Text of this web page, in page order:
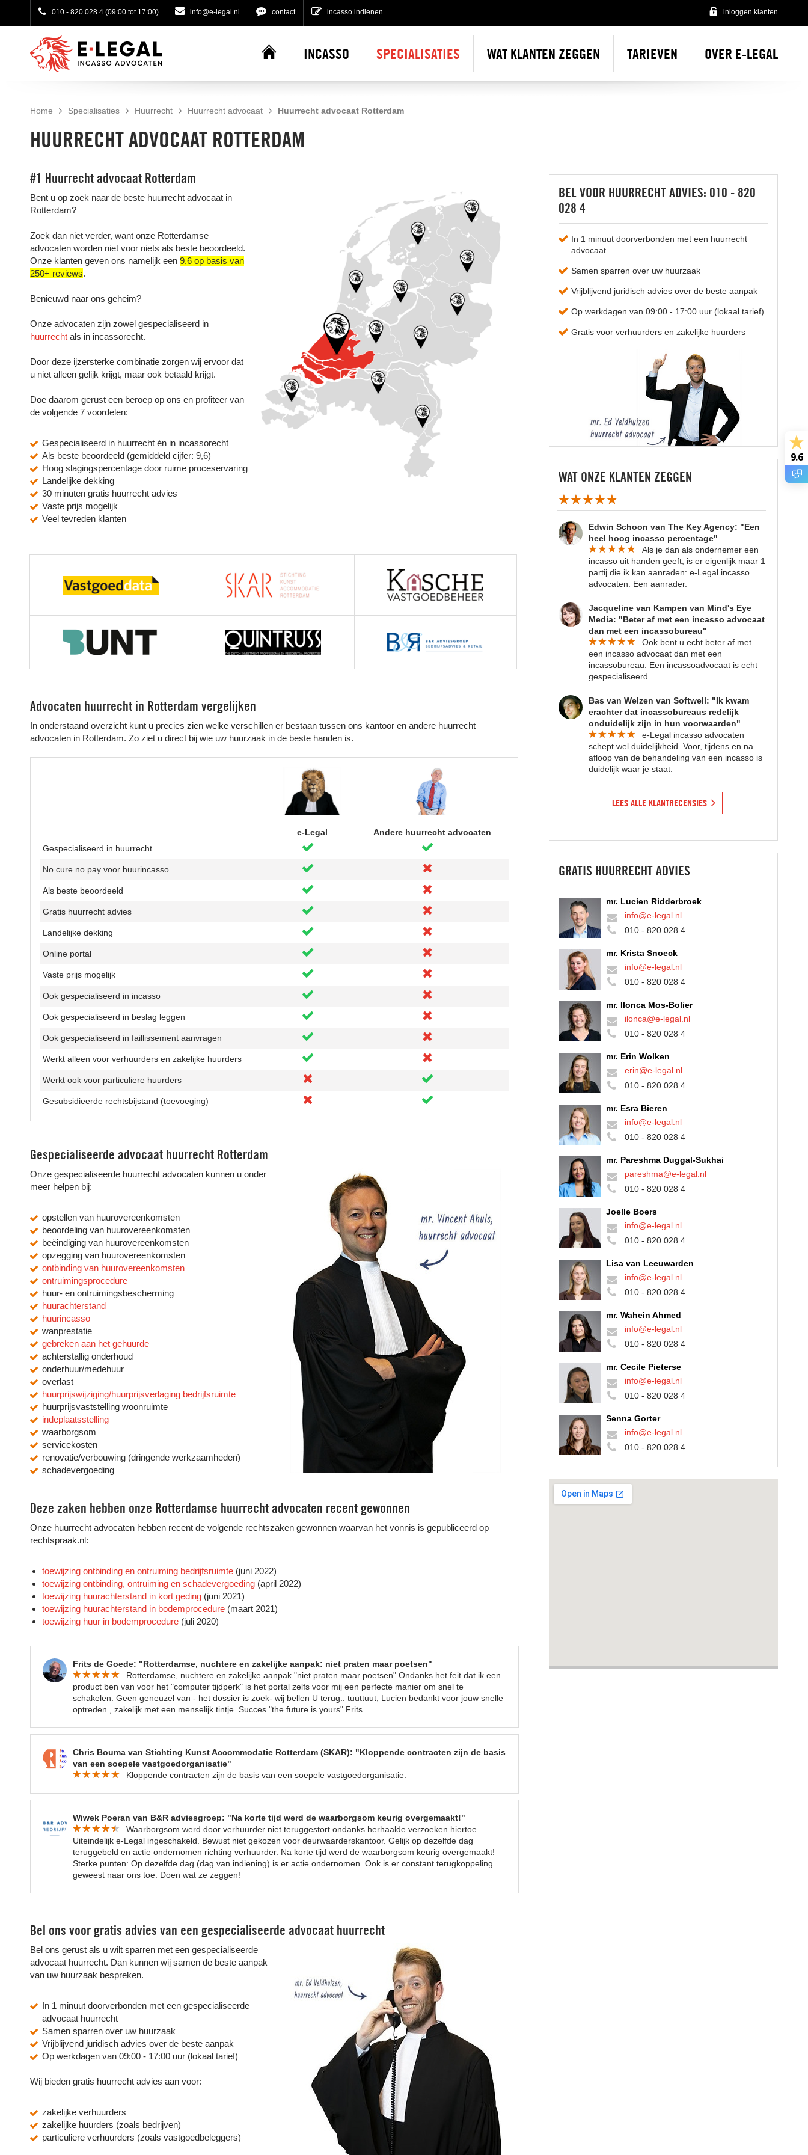
010 - 820 028 4 (09:00 tot 17:00) info@e-legal.nl contact incasso indienen inloggen klanten
INCASSO
No cure no pay incasso
SPECIALISATIES WAT KLANTEN ZEGGEN TARIEVEN OVER E-LEGAL
Home Specialisaties Huurrecht Huurrecht advocaat Huurrecht advocaat Rotterdam
HUURRECHT ADVOCAAT ROTTERDAM
#1 Huurrecht advocaat Rotterdam
Bent u op zoek naar de beste huurrecht advocaat in
Rotterdam?
Zoek dan niet verder, want onze Rotterdamse
advocaten worden niet voor niets als beste beoordeeld.
Onze klanten geven ons namelijk een 9,6 op basis van
250+ reviews.
Benieuwd naar ons geheim?
Onze advocaten zijn zowel gespecialiseerd in
huurrecht als in incassorecht.
Door deze ijzersterke combinatie zorgen wij ervoor dat
u niet alleen gelijk krijgt, maar ook betaald krijgt.
Doe daarom gerust een beroep op ons en profiteer van
de volgende 7 voordelen:
Gespecialiseerd in huurrecht én in incassorecht
Als beste beoordeeld (gemiddeld cijfer: 9,6)
Hoog slagingspercentage door ruime proceservaring
Landelijke dekking
30 minuten gratis huurrecht advies
Vaste prijs mogelijk
Veel tevreden klanten
Advocaten huurrecht in Rotterdam vergelijken
In onderstaand overzicht kunt u precies zien welke verschillen er bestaan tussen ons kantoor en andere huurrecht
advocaten in Rotterdam. Zo ziet u direct bij wie uw huurzaak in de beste handen is.
e-Legal
Andere huurrecht advocaten
Gespecialiseerd in huurrecht
No cure no pay voor huurincasso
Als beste beoordeeld
Gratis huurrecht advies
Landelijke dekking
Online portal
Vaste prijs mogelijk
Ook gespecialiseerd in incasso
Ook gespecialiseerd in beslag leggen
Ook gespecialiseerd in faillissement aanvragen
Werkt alleen voor verhuurders en zakelijke huurders
Werkt ook voor particuliere huurders
Gesubsidieerde rechtsbijstand (toevoeging)
Gespecialiseerde advocaat huurrecht Rotterdam
Onze gespecialiseerde huurrecht advocaten kunnen u onder
meer helpen bij:
opstellen van huurovereenkomsten
beoordeling van huurovereenkomsten
beëindiging van huurovereenkomsten
opzegging van huurovereenkomsten
ontbinding van huurovereenkomsten
ontruimingsprocedure
huur- en ontruimingsbescherming
huurachterstand
huurincasso
wanprestatie
gebreken aan het gehuurde
achterstallig onderhoud
onderhuur/medehuur
overlast
huurprijswijziging/huurprijsverlaging bedrijfsruimte
huurprijsvaststelling woonruimte
indeplaatsstelling
waarborgsom
servicekosten
renovatie/verbouwing (dringende werkzaamheden)
schadevergoeding
Deze zaken hebben onze Rotterdamse huurrecht advocaten recent gewonnen
Onze huurrecht advocaten hebben recent de volgende rechtszaken gewonnen waarvan het vonnis is gepubliceerd op
rechtspraak.nl:
toewijzing ontbinding en ontruiming bedrijfsruimte (juni 2022)
toewijzing ontbinding, ontruiming en schadevergoeding (april 2022)
toewijzing huurachterstand in kort geding (juni 2021)
toewijzing huurachterstand in bodemprocedure (maart 2021)
toewijzing huur in bodemprocedure (juli 2020)
Frits de Goede: "Rotterdamse, nuchtere en zakelijke aanpak: niet praten maar poetsen"
Rotterdamse, nuchtere en zakelijke aanpak "niet praten maar poetsen" Ondanks het feit dat ik een
product ben van voor het "computer tijdperk" is het portal zelfs voor mij een perfecte manier om snel te
schakelen. Geen geneuzel van - het dossier is zoek- wij bellen U terug.. tuuttuut, Lucien bedankt voor jouw snelle
optreden , zakelijk met een menselijk tintje. Succes "the future is yours" Frits
Chris Bouma van Stichting Kunst Accommodatie Rotterdam (SKAR): "Kloppende contracten zijn de basis
van een soepele vastgoedorganisatie"
Kloppende contracten zijn de basis van een soepele vastgoedorganisatie.
Wiwek Poeran van B&R adviesgroep: "Na korte tijd werd de waarborgsom keurig overgemaakt!"
Waarborgsom werd door verhuurder niet teruggestort ondanks herhaalde verzoeken hiertoe.
Uiteindelijk e-Legal ingeschakeld. Bewust niet gekozen voor deurwaarderskantoor. Gelijk op dezelfde dag
teruggebeld en actie ondernomen richting verhuurder. Na korte tijd werd de waarborgsom keurig overgemaakt!
Sterke punten: Op dezelfde dag (dag van indiening) is er actie ondernomen. Ook is er constant terugkoppeling
geweest naar ons toe. Doen wat ze zeggen!
Bel ons voor gratis advies van een gespecialiseerde advocaat huurrecht
Bel ons gerust als u wilt sparren met een gespecialiseerde
advocaat huurrecht. Dan kunnen wij samen de beste aanpak
van uw huurzaak bespreken.
In 1 minuut doorverbonden met een gespecialiseerde
advocaat huurrecht
Samen sparren over uw huurzaak
Vrijblijvend juridisch advies over de beste aanpak
Op werkdagen van 09:00 - 17:00 uur (lokaal tarief)
Wij bieden gratis huurrecht advies aan voor:
zakelijke verhuurders
zakelijke huurders (zoals bedrijven)
particuliere verhuurders (zoals vastgoedbeleggers)
BEL VOOR HUURRECHT ADVIES: 010 - 820
028 4
In 1 minuut doorverbonden met een huurrecht
advocaat
Samen sparren over uw huurzaak
Vrijblijvend juridisch advies over de beste aanpak
Op werkdagen van 09:00 - 17:00 uur (lokaal tarief)
Gratis voor verhuurders en zakelijke huurders
WAT ONZE KLANTEN ZEGGEN
Edwin Schoon van The Key Agency: "Een
heel hoog incasso percentage"
Als je dan als ondernemer een
incasso uit handen geeft, is er eigenlijk maar 1
partij die ik kan aanraden: e-Legal incasso
advocaten. Een aanrader.
Jacqueline van Kampen van Mind's Eye
Media: "Beter af met een incasso advocaat
dan met een incassobureau"
Ook bent u echt beter af met
een incasso advocaat dan met een
incassobureau. Een incassoadvocaat is echt
gespecialiseerd.
Bas van Welzen van Softwell: "Ik kwam
erachter dat incassobureaus redelijk
onduidelijk zijn in hun voorwaarden"
e-Legal incasso advocaten
schept wel duidelijkheid. Voor, tijdens en na
afloop van de behandeling van een incasso is
duidelijk waar je staat.
LEES ALLE KLANTRECENSIES
GRATIS HUURRECHT ADVIES
mr. Lucien Ridderbroek
info@e-legal.nl
010 - 820 028 4
mr. Krista Snoeck
info@e-legal.nl
010 - 820 028 4
mr. Ilonca Mos-Bolier
ilonca@e-legal.nl
010 - 820 028 4
mr. Erin Wolken
erin@e-legal.nl
010 - 820 028 4
mr. Esra Bieren
info@e-legal.nl
010 - 820 028 4
mr. Pareshma Duggal-Sukhai
pareshma@e-legal.nl
010 - 820 028 4
Joelle Boers
info@e-legal.nl
010 - 820 028 4
Lisa van Leeuwarden
info@e-legal.nl
010 - 820 028 4
mr. Wahein Ahmed
info@e-legal.nl
010 - 820 028 4
mr. Cecile Pieterse
info@e-legal.nl
010 - 820 028 4
Senna Gorter
info@e-legal.nl
010 - 820 028 4
9.6